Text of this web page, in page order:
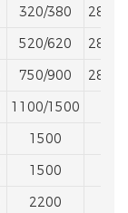
320/380
520/620
750/900
1100/1500
1500
1500
2200